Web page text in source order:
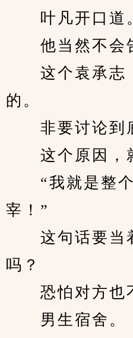
叶凡开口道
他当然不会告
这个袁承志
的。
非要讨论到
这个原因，就
“我就是整个
宰！”
这句话要当
吗？
恐怕对方也
男生宿舍。